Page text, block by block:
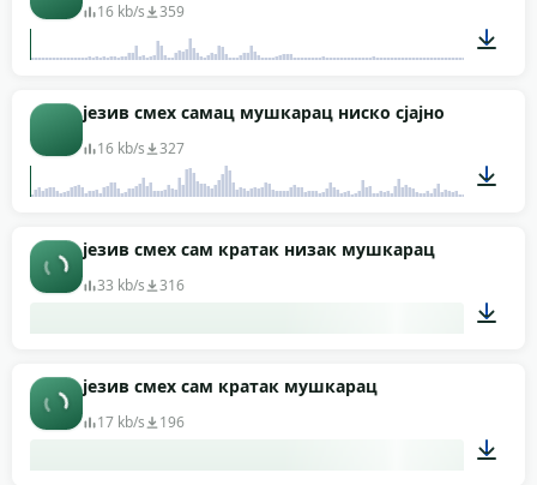
16 kb/s 359
језив смех самац мушкарац ниско сјајно
16 kb/s 327
језив смех сам кратак низак мушкарац
33 kb/s 316
језив смех сам кратак мушкарац
17 kb/s 196